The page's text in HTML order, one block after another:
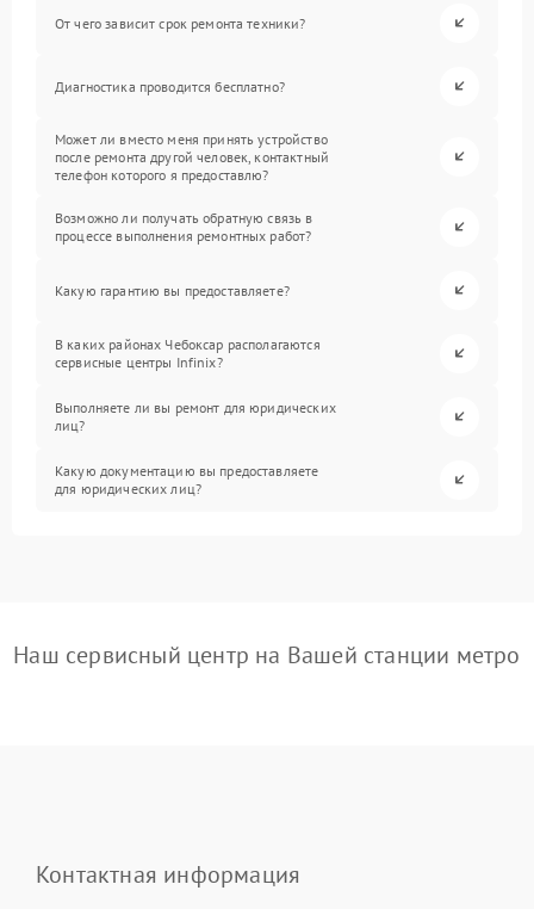
От чего зависит срок ремонта техники?
Диагностика проводится бесплатно?
Может ли вместо меня принять устройство
после ремонта другой человек, контактный
телефон которого я предоставлю?
Возможно ли получать обратную связь в
процессе выполнения ремонтных работ?
Какую гарантию вы предоставляете?
В каких районах Чебоксар располагаются
сервисные центры Infinix?
Выполняете ли вы ремонт для юридических
лиц?
Какую документацию вы предоставляете
для юридических лиц?
Наш сервисный центр на Вашей станции метро
Контактная информация